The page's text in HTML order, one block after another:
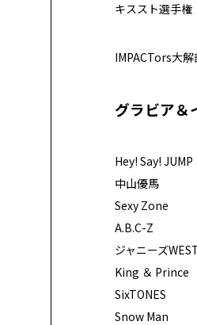
キススト選手権
IMPACTors大解
グラビア＆
Hey! Say! JUMP
中山優馬
Sexy Zone
A.B.C-Z
ジャニーズ
King ＆ Prince
SixTONES
Snow Man